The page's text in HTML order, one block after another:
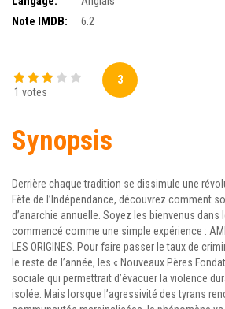
Note IMDB:
6.2
1 votes
3
Synopsis
Derrière chaque tradition se dissimule une
Fête de l’Indépendance, découvrez comment
d’anarchie annuelle. Soyez les bienvenus dans
commencé comme une simple expérience :
LES ORIGINES. Pour faire passer le taux de
le reste de l’année, les « Nouveaux Pères
sociale qui permettrait d’évacuer la violence
isolée. Mais lorsque l’agressivité des tyrans